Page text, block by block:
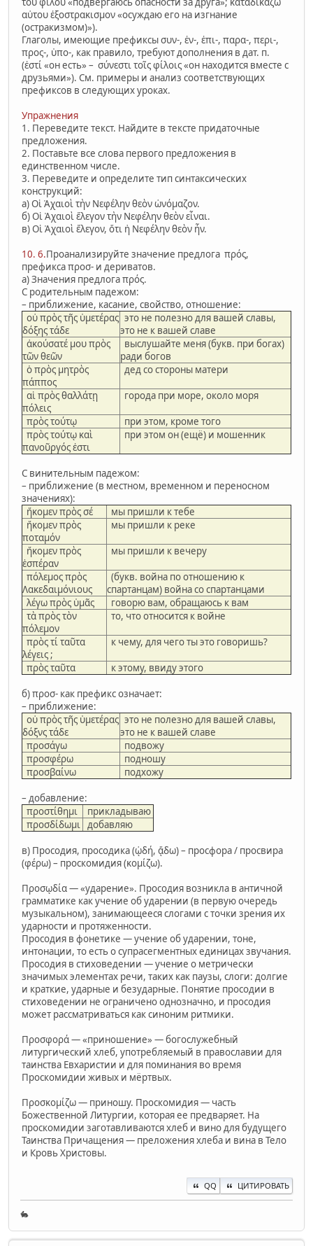
αὐτου ἐξοστρακισμον «осуждаю его на изгнание
(остракизмом)»).
Глаголы, имеющие префиксы συν-, ἐν-, ἐπι-, παρα-, περι-,
προς-, ὑπο-, как правило, требуют дополнения в дат. п.
(ἐστί «он есть» – σύνεστι τοῖς φίλοις «он находится вместе с
друзьями»). См. примеры и анализ соответствующих
префиксов в следующих уроках.
Упражнения
1. Переведите текст. Найдите в тексте придаточные
предложения.
2. Поставьте все слова первого предложения в
единственном числе.
3. Переведите и определите тип синтаксических
конструкций:
а) Οἱ Ἀχαιοὶ τὴν Νεφέλην θεὸν ὠνόμαζον.
б) Οἱ Ἀχαιοὶ ἔλεγον τὴν Νεφέλην θεὸν εἶναι.
в) Οἱ Ἀχαιοὶ ἔλεγον, ὅτι ἡ Νεφέλην θεὸν ἦν.
10. 6.Проанализируйте значение предлога πρός,
префикса προσ- и дериватов.
а) Значения предлога πρός.
С родительным падежом:
– приближение, касание, свойство, отношение:
οὐ πρὸς τῆς ὑμετέρας
δόξης τάδε
это не полезно для вашей славы,
это не к вашей славе
ἀκούσατέ μου πρὸς
τῶν θεῶν
выслушайте меня (букв. при богах)
ради богов
ὁ πρὸς μητρὸς
πάππος
дед со стороны матери
αἱ πρὸς θαλλάτῃ
πόλεις
города при море, около моря
πρὸς τούτῳ
при этом, кроме того
πρὸς τούτῳ καὶ
πανοῦργός ἐστι
при этом он (ещё) и мошенник
С винительным падежом:
– приближение (в местном, временном и переносном
значениях):
ἥκομεν πρὸς σέ
мы пришли к тебе
ἥκομεν πρὸς
ποταμόν
мы пришли к реке
ἥκομεν πρὸς
ἑσπέραν
мы пришли к вечеру
πόλεμος πρὸς
Λακεδαιμόνιους
(букв. война по отношению к
спартанцам) война со спартанцами
λέγω πρὸς ὑμᾶς
говорю вам, обращаюсь к вам
τὰ πρὸς τὸν
πόλεμον
то, что относится к войне
πρὸς τί ταῦτα
λέγεις ;
к чему, для чего ты это говоришь?
πρὸς ταῦτα к этому, ввиду этого
б) προσ- как префикс означает:
– приближение:
οὐ πρὸς τῆς ὑμετέρας
δόξνς τάδε
это не полезно для вашей славы,
это не к вашей славе
προσάγω
подвожу
προσφέρω
подношу
προσβαίνω
подхожу
– добавление:
προστίθημι
прикладываю
προσδίδωμι добавляю
в) Просодия, просодика (ᾠδή, ᾄδω) – просфора / просвира
(φέρω) – проскомидия (κομίζω).
Προσῳδία — «ударение». Просодия возникла в античной
грамматике как учение об ударении (в первую очередь
музыкальном), занимающееся слогами с точки зрения их
ударности и протяженности.
Просодия в фонетике — учение об ударении, тоне,
интонации, то есть о супрасегментных единицах звучания.
Просодия в стиховедении — учение о метрически
значимых элементах речи, таких как паузы, слоги: долгие
и краткие, ударные и безударные. Понятие просодии в
стиховедении не ограничено однозначно, и просодия
может рассматриваться как синоним ритмики.
Προσφορά — «приношение» — богослужебный
литургический хлеб, употребляемый в православии для
таинства Евхаристии и для поминания во время
Проскомидии живых и мёртвых.
Προσκομίζω — приношу. Проскомидия — часть
Божественной Литургии, которая ее предваряет. На
проскомидии заготавливаются хлеб и вино для будущего
Таинства Причащения — преложения хлеба и вина в Тело
и Кровь Христовы.
QQ ЦИТИРОВАТЬ
🐇